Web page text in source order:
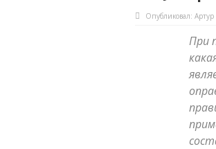
Опубликовал:
При